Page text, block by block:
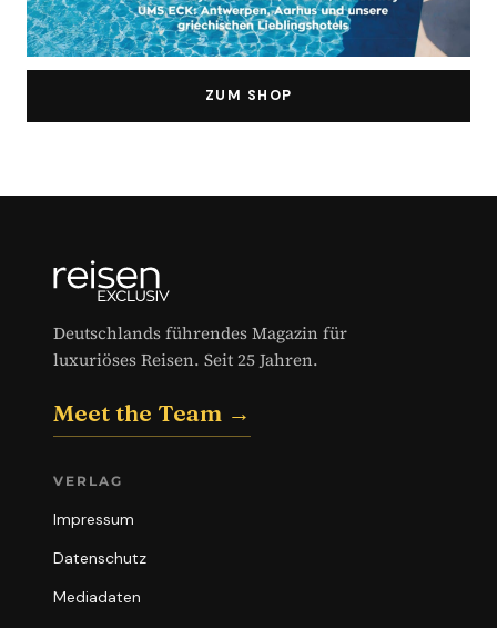
ZUM SHOP
Deutschlands führendes Magazin für
luxuriöses Reisen. Seit 25 Jahren.
Meet the Team →
VERLAG
Impressum
Datenschutz
Mediadaten